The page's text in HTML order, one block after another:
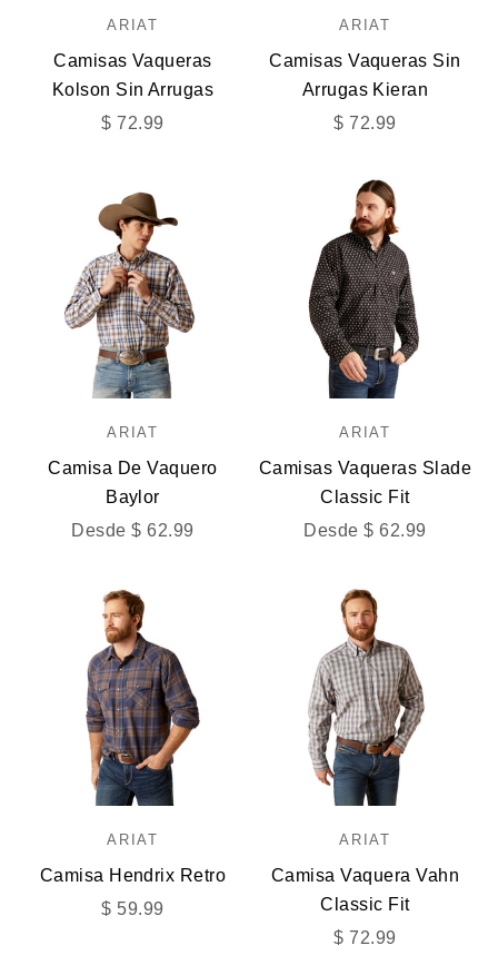
ARIAT
Camisas Vaqueras
Kolson Sin Arrugas
Precio de oferta
$ 72.99
ARIAT
Camisas Vaqueras Sin
Arrugas Kieran
Precio de oferta
$ 72.99
ARIAT
Camisa De Vaquero
Baylor
Precio de oferta
Desde $ 62.99
ARIAT
Camisas Vaqueras Slade
Classic Fit
Precio de oferta
Desde $ 62.99
ARIAT
Camisa Hendrix Retro
Precio de oferta
$ 59.99
ARIAT
Camisa Vaquera Vahn
Classic Fit
Precio de oferta
$ 72.99